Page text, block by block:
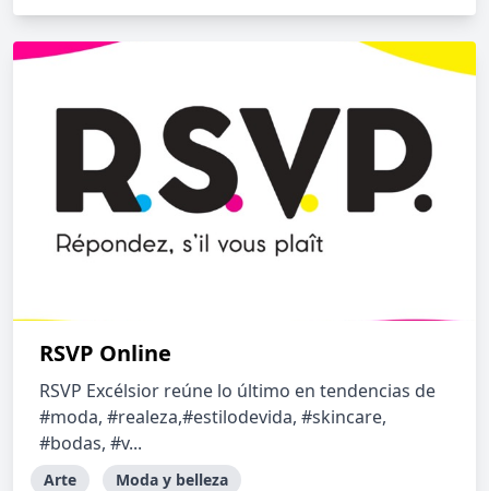
RSVP Online
RSVP Excélsior reúne lo último en tendencias de
#moda, #realeza,#estilodevida, #skincare,
#bodas, #v...
Arte Moda y belleza